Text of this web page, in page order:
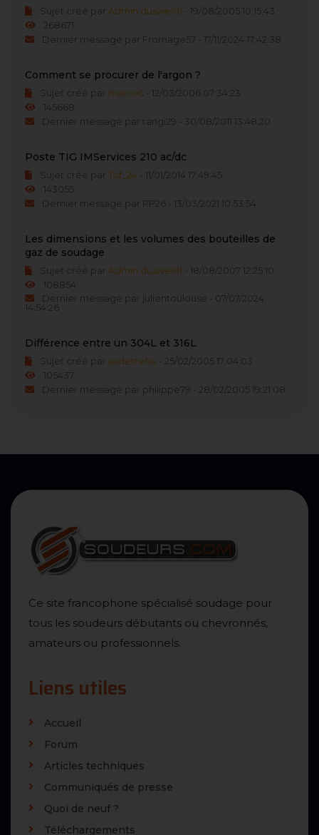
Sujet créé par Admin dusweld1 - 19/08/2005 10:15:43
268671
Dernier message par Fromage57 - 17/11/2024 17:42:38
Comment se procurer de l'argon ?
Sujet créé par marco5 - 12/03/2006 07:34:23
145668
Dernier message par tangi29 - 30/08/2011 13:48:20
Poste TIG IMServices 210 ac/dc
Sujet créé par Tof_24 - 11/01/2014 17:49:45
143055
Dernier message par RP26 - 13/03/2021 10:53:54
Les dimensions et les volumes des bouteilles de
gaz de soudage
Sujet créé par Admin dusweld1 - 18/08/2007 12:25:10
108854
Dernier message par julientoulouse - 07/07/2024
14:54:26
Différence entre un 304L et 316L
Sujet créé par asdetrefle - 25/02/2005 17:04:03
105437
Dernier message par philippe79 - 28/02/2005 19:21:08
Ce site francophone spécialisé soudage pour
tous les soudeurs débutants ou chevronnés,
amateurs ou professionnels.
Liens utiles
Accueil
Forum
Articles techniques
Communiqués de presse
Quoi de neuf ?
Téléchargements